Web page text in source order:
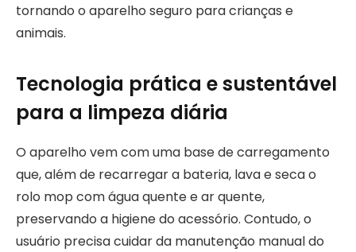
tornando o aparelho seguro para crianças e
animais.
Tecnologia prática e sustentável
para a limpeza diária
O aparelho vem com uma base de carregamento
que, além de recarregar a bateria, lava e seca o
rolo mop com água quente e ar quente,
preservando a higiene do acessório. Contudo, o
usuário precisa cuidar da manutenção manual do